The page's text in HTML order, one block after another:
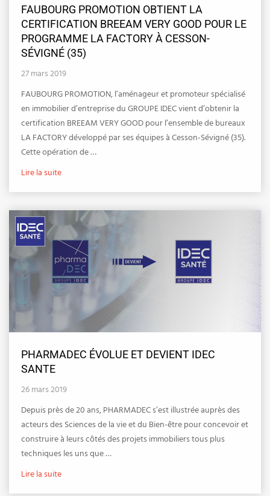
FAUBOURG PROMOTION OBTIENT LA
CERTIFICATION BREEAM VERY GOOD POUR LE
PROGRAMME LA FACTORY À CESSON-
SÉVIGNÉ (35)
27 mars 2019
FAUBOURG PROMOTION, l’aménageur et promoteur spécialisé
en immobilier d’entreprise du GROUPE IDEC vient d’obtenir la
certification BREEAM VERY GOOD pour l’ensemble de bureaux
LA FACTORY développé par ses équipes à Cesson-Sévigné (35).
Cette opération de …
Lire la suite
PHARMADEC ÉVOLUE ET DEVIENT IDEC
SANTE
26 mars 2019
Depuis près de 20 ans, PHARMADEC s’est illustrée auprès des
acteurs des Sciences de la vie et du Bien-être pour concevoir et
construire à leurs côtés des projets immobiliers tous plus
techniques les uns que …
Lire la suite